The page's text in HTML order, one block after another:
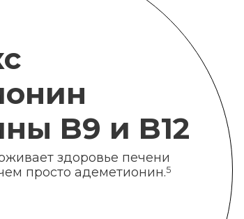
B9 и B12
здоровье печени
просто адеметионин.5